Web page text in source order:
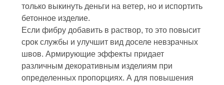
только выкинуть деньги на ветер, но и испортить
бетонное изделие.
Если фибру добавить в раствор, то это повысит
срок службы и улучшит вид доселе невзрачных
швов. Армирующие эффекты придает
различным декоративным изделиям при
определенных пропорциях. А для повышения